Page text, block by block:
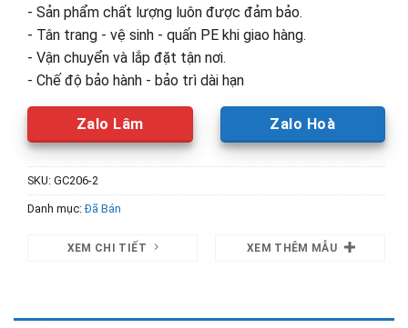
- Sản phẩm chất lượng luôn được đảm bảo.
- Tân trang - vệ sinh - quấn PE khi giao hàng.
- Vận chuyển và lắp đặt tận nơi.
- Chế độ bảo hành - bảo trì dài hạn
Zalo Lâm Zalo Hoà
SKU: GC206-2
Danh mục:Đã Bán
XEM CHI TIẾT XEM THÊM MẪU